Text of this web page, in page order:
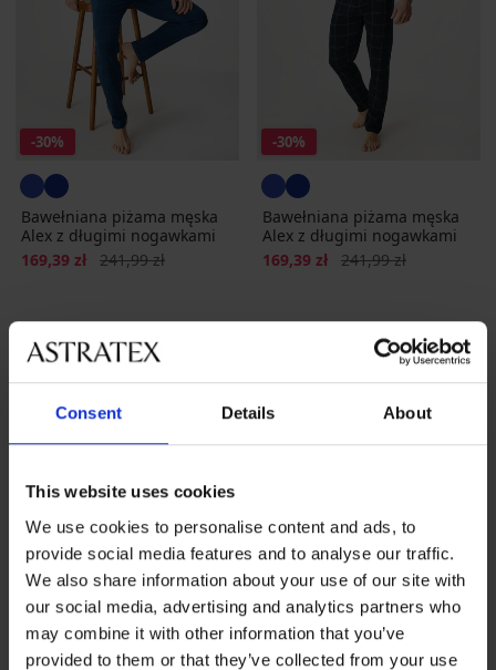
Consent Details About
This website uses cookies
We use cookies to personalise content and ads, to
provide social media features and to analyse our traffic.
We also share information about your use of our site with
our social media, advertising and analytics partners who
may combine it with other information that you’ve
provided to them or that they’ve collected from your use
-30%
Bawełniana piżama męska
Alex z długimi nogawkami
Zniżka
169,39 zł Pierwotna cena
241,99 zł
-30%
Bawełniana piżama męska
Alex z długimi nogawkami
Zniżka
169,39 zł Pierwotna cena
241,99 zł
Najpopularniejsze marki
MEN-A
Lonka Enrico Coveri
Najczęściej wybierane kolory
niebieski
wielobarwny szary czarny
Najczęściej wybierane rozmiary
XL
L XXL M